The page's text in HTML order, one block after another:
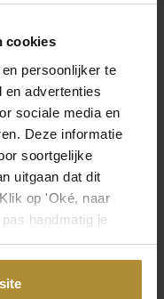
cookies
persoonlijker te
en advertenties
sociale media en
Deze informatie
soortgelijke
uitgaan dat dit
op 'Oké, naar
handmatig je